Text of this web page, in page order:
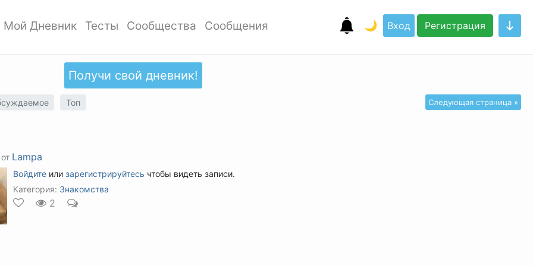
профиля
Мой Дневник
Добавить запись
Дизайн дневника
Обзор записей
Тесты
Добавить тест
Популярные тесты
Сообщества
Создать сообщество
Обзор сообществ
Сообщения 🌙 Вход Регистрация
Получи свой дневник!
Топ Следующая страница »
Lampa
Войдите или зарегистрируйтесь чтобы видеть записи.
Категория: Знакомства
2